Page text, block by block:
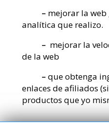
– mejorar la web
analítica que realizo.
– mejorar la
de la web
– que obtenga
enlaces de afiliados
productos que yo